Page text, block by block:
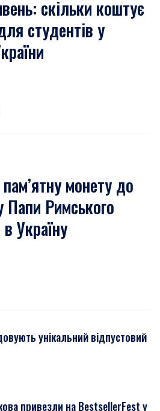
скільки коштує
студентів у
монету до
Папи Римського
в Україну
унікальний відпустовий
привезли на BestsellerFest у